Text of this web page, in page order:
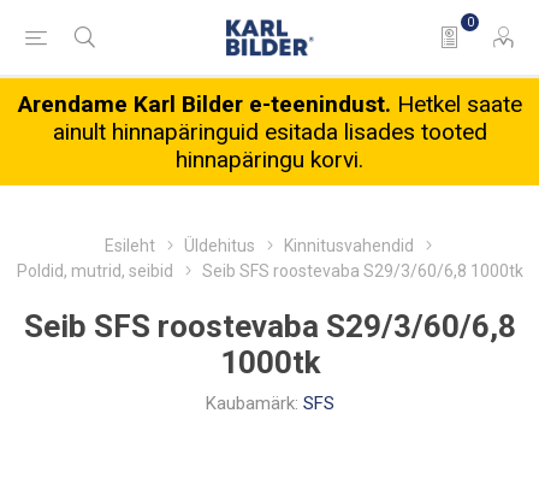
0
Arendame Karl Bilder e-teenindust. Hetkel saate
ainult hinnapäringuid esitada lisades tooted
hinnapäringu korvi.
Esileht Üldehitus
Kinnitusvahendid
Poldid, mutrid, seibid
Seib SFS roostevaba S29/3/60/6,8 1000tk
Seib SFS roostevaba S29/3/60/6,8
1000tk
Kaubamärk: SFS